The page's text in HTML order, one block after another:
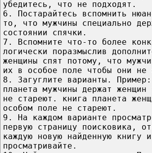
убедитесь, что не подходят.
6. Постарайтесь вспомнить
то, что мужчины специально
состоянии спячки.
7. Вспомните что-то более
логически поразмыслив
женщины спят потому, что
их в особое поле чтобы они не
8. Загуглите варианты.
планета мужчины держат
не стареют. книга планета
особом поле не стареют.
9. На каждом варианте
первую страницу поисковика,
каждую новую найденную книгу
просматривайте.